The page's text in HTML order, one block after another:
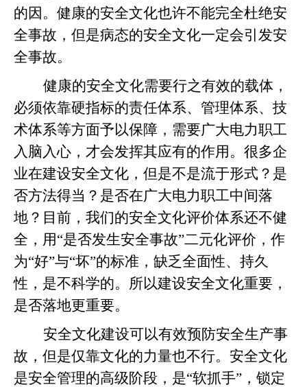
的因。健康的安全文化也许不能完全杜绝安
全事故，但是病态的安全文化一定会引发安
全事故。
健康的安全文化需要行之有效的载体，
必须依靠硬指标的责任体系、管理体系、技
术体系等方面予以保障，需要广大电力职工
入脑入心，才会发挥其应有的作用。很多企
业在建设安全文化，但是不是流于形式？是
否方法得当？是否在广大电力职工中间落
地？目前，我们的安全文化评价体系还不健
全，用“是否发生安全事故”二元化评价，作
为“好”与“坏”的标准，缺乏全面性、持久
性，是不科学的。所以建设安全文化重要，
是否落地更重要。
安全文化建设可以有效预防安全生产事
故，但是仅靠文化的力量也不行。安全文化
是安全管理的高级阶段，是“软抓手”，锁定